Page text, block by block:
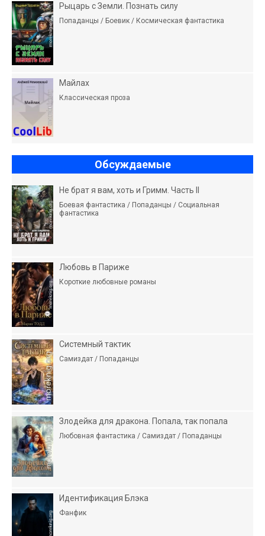
Рыцарь с Земли. Познать силу
Попаданцы / Боевик / Космическая фантастика
Майлах
Классическая проза
Обсуждаемые
Не брат я вам, хоть и Гримм. Часть II
Боевая фантастика / Попаданцы / Социальная
фантастика
Любовь в Париже
Короткие любовные романы
Системный тактик
Самиздат / Попаданцы
Злодейка для дракона. Попала, так попала
Любовная фантастика / Самиздат / Попаданцы
Идентификация Блэка
Фанфик